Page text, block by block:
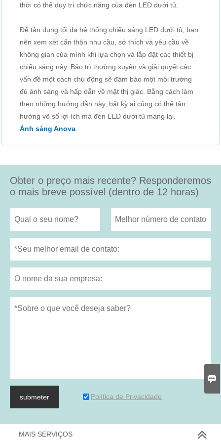
thời có thể duy trì chức năng của đèn LED dưới tủ.
Để tận dụng tối đa hệ thống chiếu sáng LED dưới tủ, bạn
nên xem xét cẩn thận nhu cầu, sở thích và yêu cầu về
không gian của mình khi lựa chọn và lắp đặt các thiết bị
chiếu sáng này. Bảo trì thường xuyên và giải quyết các
vấn đề một cách chủ động sẽ đảm bảo một môi trường
đủ ánh sáng và hấp dẫn về mặt thị giác. Bằng cách làm
theo những hướng dẫn này, bất kỳ ai cũng có thể tận
hưởng vô số lợi ích mà đèn LED dưới tủ mang lại.
Ánh sáng Anova
Obter o preço mais recente? Responderemos
o mais breve possível (dentro de 12 horas)
submeter Política de Privacidade
MAIS SERVIÇOS
